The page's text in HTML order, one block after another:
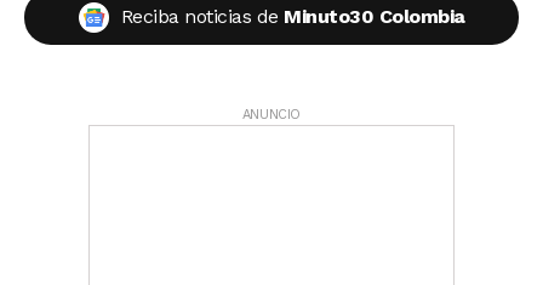
Reciba noticias de Minuto30 Colombia
ANUNCIO